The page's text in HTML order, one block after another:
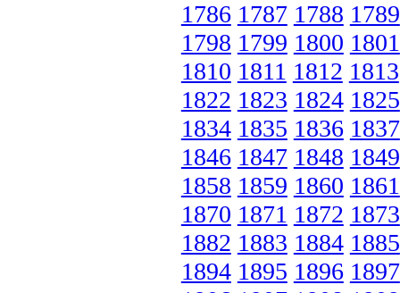
1786 1787 1788 1789
1798 1799 1800 1801
1810 1811 1812 1813
1822 1823 1824 1825
1834 1835 1836 1837
1846 1847 1848 1849
1858 1859 1860 1861
1870 1871 1872 1873
1882 1883 1884 1885
1894 1895 1896 1897